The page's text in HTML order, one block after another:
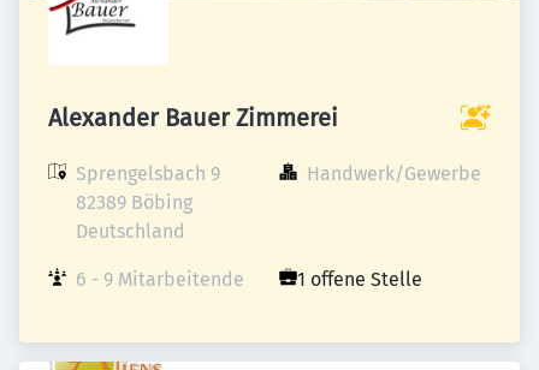
Alexander Bauer Zimmerei
Sprengelsbach 9
82389 Böbing
Deutschland
Handwerk/Gewerbe
6 - 9 Mitarbeitende 1 offene Stelle